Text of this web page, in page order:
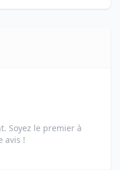
Soyez le premier à
avis !